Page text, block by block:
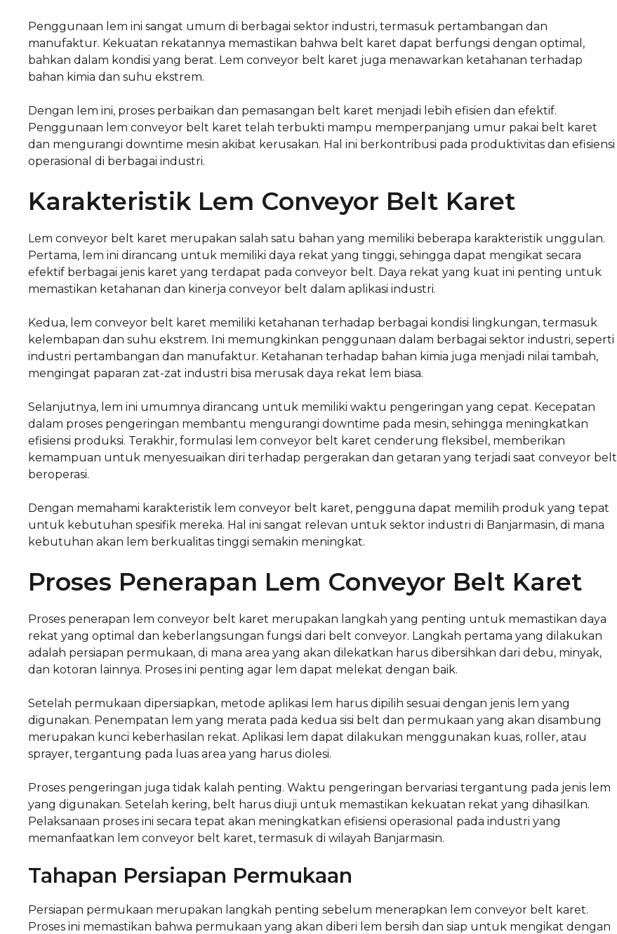
Penggunaan lem ini sangat umum di berbagai sektor industri, termasuk pertambangan dan
manufaktur. Kekuatan rekatannya memastikan bahwa belt karet dapat berfungsi dengan optimal,
bahkan dalam kondisi yang berat. Lem conveyor belt karet juga menawarkan ketahanan terhadap
bahan kimia dan suhu ekstrem.
Dengan lem ini, proses perbaikan dan pemasangan belt karet menjadi lebih efisien dan efektif.
Penggunaan lem conveyor belt karet telah terbukti mampu memperpanjang umur pakai belt karet
dan mengurangi downtime mesin akibat kerusakan. Hal ini berkontribusi pada produktivitas dan efisiensi
operasional di berbagai industri.
Karakteristik Lem Conveyor Belt Karet
Lem conveyor belt karet merupakan salah satu bahan yang memiliki beberapa karakteristik unggulan.
Pertama, lem ini dirancang untuk memiliki daya rekat yang tinggi, sehingga dapat mengikat secara
efektif berbagai jenis karet yang terdapat pada conveyor belt. Daya rekat yang kuat ini penting untuk
memastikan ketahanan dan kinerja conveyor belt dalam aplikasi industri.
Kedua, lem conveyor belt karet memiliki ketahanan terhadap berbagai kondisi lingkungan, termasuk
kelembapan dan suhu ekstrem. Ini memungkinkan penggunaan dalam berbagai sektor industri, seperti
industri pertambangan dan manufaktur. Ketahanan terhadap bahan kimia juga menjadi nilai tambah,
mengingat paparan zat-zat industri bisa merusak daya rekat lem biasa.
Selanjutnya, lem ini umumnya dirancang untuk memiliki waktu pengeringan yang cepat. Kecepatan
dalam proses pengeringan membantu mengurangi downtime pada mesin, sehingga meningkatkan
efisiensi produksi. Terakhir, formulasi lem conveyor belt karet cenderung fleksibel, memberikan
kemampuan untuk menyesuaikan diri terhadap pergerakan dan getaran yang terjadi saat conveyor belt
beroperasi.
Dengan memahami karakteristik lem conveyor belt karet, pengguna dapat memilih produk yang tepat
untuk kebutuhan spesifik mereka. Hal ini sangat relevan untuk sektor industri di Banjarmasin, di mana
kebutuhan akan lem berkualitas tinggi semakin meningkat.
Proses Penerapan Lem Conveyor Belt Karet
Proses penerapan lem conveyor belt karet merupakan langkah yang penting untuk memastikan daya
rekat yang optimal dan keberlangsungan fungsi dari belt conveyor. Langkah pertama yang dilakukan
adalah persiapan permukaan, di mana area yang akan dilekatkan harus dibersihkan dari debu, minyak,
dan kotoran lainnya. Proses ini penting agar lem dapat melekat dengan baik.
Setelah permukaan dipersiapkan, metode aplikasi lem harus dipilih sesuai dengan jenis lem yang
digunakan. Penempatan lem yang merata pada kedua sisi belt dan permukaan yang akan disambung
merupakan kunci keberhasilan rekat. Aplikasi lem dapat dilakukan menggunakan kuas, roller, atau
sprayer, tergantung pada luas area yang harus diolesi.
Proses pengeringan juga tidak kalah penting. Waktu pengeringan bervariasi tergantung pada jenis lem
yang digunakan. Setelah kering, belt harus diuji untuk memastikan kekuatan rekat yang dihasilkan.
Pelaksanaan proses ini secara tepat akan meningkatkan efisiensi operasional pada industri yang
memanfaatkan lem conveyor belt karet, termasuk di wilayah Banjarmasin.
Tahapan Persiapan Permukaan
Persiapan permukaan merupakan langkah penting sebelum menerapkan lem conveyor belt karet.
Proses ini memastikan bahwa permukaan yang akan diberi lem bersih dan siap untuk mengikat dengan